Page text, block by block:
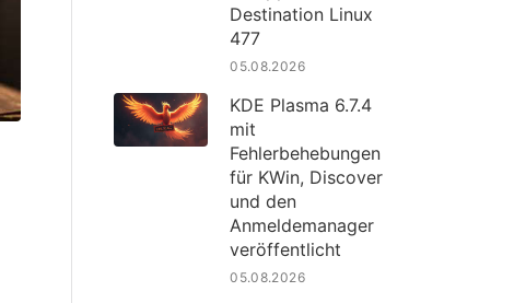
Destination Linux
477
05.08.2026
KDE Plasma 6.7.4
mit
Fehlerbehebungen
für KWin, Discover
und den
Anmeldemanager
veröffentlicht
05.08.2026